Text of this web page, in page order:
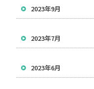
2023年9月
2023年7月
2023年6月